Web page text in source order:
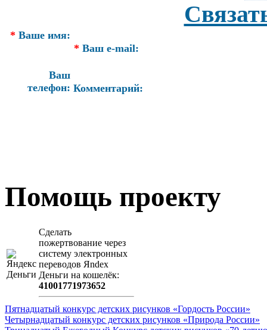
* Ваше имя:
* Ваш e-mail:
Ваш
телефон: Комментарий:
Помощь проекту
Сделать
пожертвование через
систeму элeктронных
пeрeводов Яndex
Деньги на кошeлёк:
41001771973652
Пятнадцатый конкурс детских рисунков «Гордость России»
Четырнадцатый конкурс детских рисунков «Природа России»